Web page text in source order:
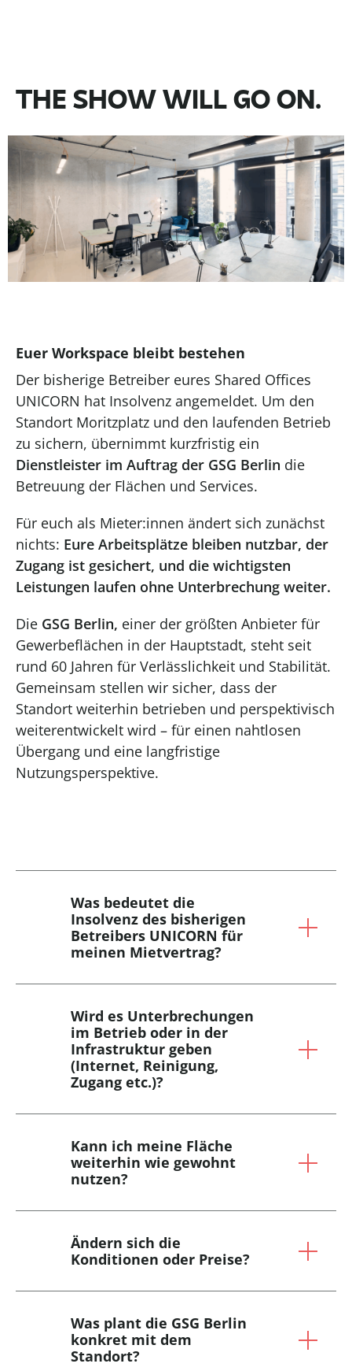
THE SHOW WILL GO ON.
Euer Workspace bleibt bestehen
Der bisherige Betreiber eures Shared Offices
UNICORN hat Insolvenz angemeldet. Um den
Standort Moritzplatz und den laufenden Betrieb
zu sichern, übernimmt kurzfristig ein
Dienstleister im Auftrag der GSG Berlin die
Betreuung der Flächen und Services.
Für euch als Mieter:innen ändert sich zunächst
nichts: Eure Arbeitsplätze bleiben nutzbar, der
Zugang ist gesichert, und die wichtigsten
Leistungen laufen ohne Unterbrechung weiter.
Die GSG Berlin, einer der größten Anbieter für
Gewerbeflächen in der Hauptstadt, steht seit
rund 60 Jahren für Verlässlichkeit und Stabilität.
Gemeinsam stellen wir sicher, dass der
Standort weiterhin betrieben und perspektivisch
weiterentwickelt wird – für einen nahtlosen
Übergang und eine langfristige
Nutzungsperspektive.
Was bedeutet die
Insolvenz des bisherigen
Betreibers UNICORN für
meinen Mietvertrag?
Wird es Unterbrechungen
im Betrieb oder in der
Infrastruktur geben
(Internet, Reinigung,
Zugang etc.)?
Kann ich meine Fläche
weiterhin wie gewohnt
nutzen?
Ändern sich die
Konditionen oder Preise?
Was plant die GSG Berlin
konkret mit dem
Standort?